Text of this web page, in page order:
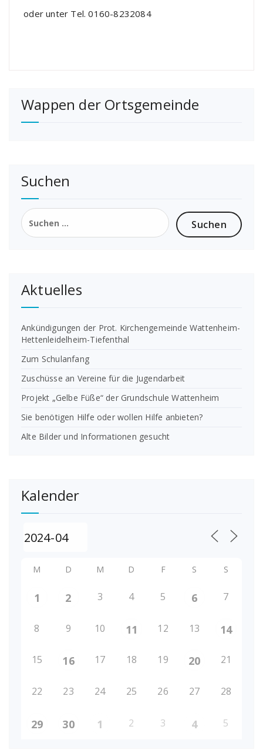
oder unter Tel. 0160-8232084
Wappen der Ortsgemeinde
Suchen
Suchen
nach:
Aktuelles
Ankündigungen der Prot. Kirchengemeinde Wattenheim-
Hettenleidelheim-Tiefenthal
Zum Schulanfang
Zuschüsse an Vereine für die Jugendarbeit
Projekt „Gelbe Füße“ der Grundschule Wattenheim
Sie benötigen Hilfe oder wollen Hilfe anbieten?
Alte Bilder und Informationen gesucht
Kalender
M D M D F S S
1 2 3 4 5 6 7
8 9 10 11 12 13 14
15 16 17 18 19 20 21
22 23 24 25 26 27 28
29 30 1 2 3 4 5